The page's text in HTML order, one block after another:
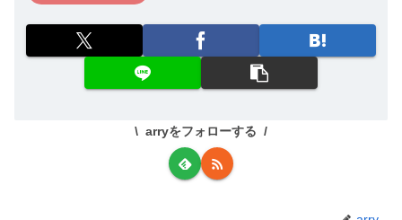
arryをフォローする